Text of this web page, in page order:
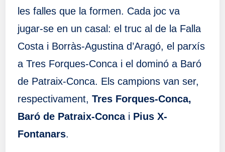
les falles que la formen. Cada joc va
jugar-se en un casal: el truc al de la Falla
Costa i Borràs-Agustina d’Aragó, el parxís
a Tres Forques-Conca i el dominó a Baró
de Patraix-Conca. Els campions van ser,
respectivament, Tres Forques-Conca,
Baró de Patraix-Concai Pius X-
Fontanars.